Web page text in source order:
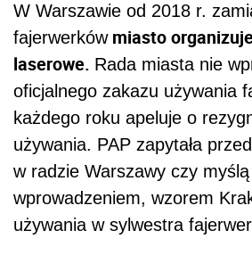
W Warszawie od 2018 r.
fajerwerkówmiasto
laserowe. Rada miasta nie
oficjalnego zakazu używania
każdego roku apeluje o
używania. PAP zapytała
w radzie Warszawy czy myślą
wprowadzeniem, wzorem
używania w sylwestra